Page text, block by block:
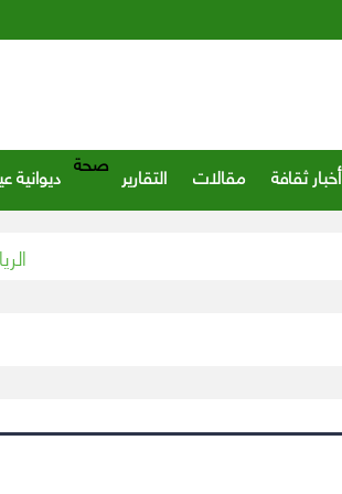
أخبار ثقافة مقالات التقارير صحة ديوانية